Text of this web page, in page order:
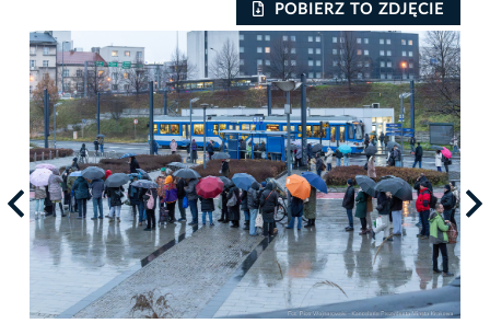
POBIERZ TO ZDJĘCIE